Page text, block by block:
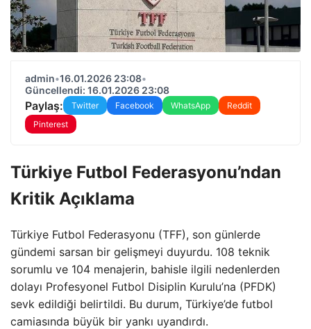
admin•16.01.2026 23:08•
Güncellendi: 16.01.2026 23:08
Paylaş: Twitter Facebook WhatsApp
Reddit
Pinterest
Türkiye Futbol Federasyonu’ndan
Kritik Açıklama
Türkiye Futbol Federasyonu (TFF), son günlerde
gündemi sarsan bir gelişmeyi duyurdu. 108 teknik
sorumlu ve 104 menajerin, bahisle ilgili nedenlerden
dolayı Profesyonel Futbol Disiplin Kurulu’na (PFDK)
sevk edildiği belirtildi. Bu durum, Türkiye’de futbol
camiasında büyük bir yankı uyandırdı.